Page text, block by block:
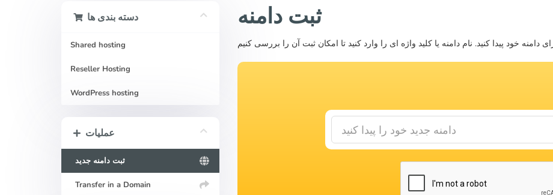
دسته بندی ها
Shared hosting
Reseller Hosting
WordPress hosting
عملیات
ثبت دامنه جدید
Transfer in a Domain
ثبت دامنه